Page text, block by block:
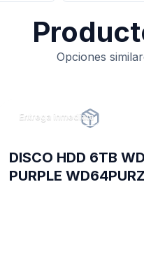
Opciones
Entrega inmediata
DISCO HDD 6TB WD
PURPLE WD64PURZ